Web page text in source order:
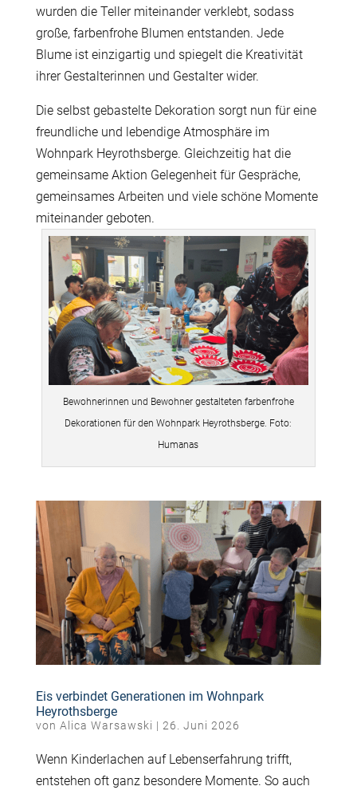
wurden die Teller miteinander verklebt, sodass
große, farbenfrohe Blumen entstanden. Jede
Blume ist einzigartig und spiegelt die Kreativität
ihrer Gestalterinnen und Gestalter wider.
Die selbst gebastelte Dekoration sorgt nun für eine
freundliche und lebendige Atmosphäre im
Wohnpark Heyrothsberge. Gleichzeitig hat die
gemeinsame Aktion Gelegenheit für Gespräche,
gemeinsames Arbeiten und viele schöne Momente
miteinander geboten.
Bewohnerinnen und Bewohner gestalteten farbenfrohe
Dekorationen für den Wohnpark Heyrothsberge. Foto:
Humanas
Eis verbindet Generationen im Wohnpark
Heyrothsberge
von Alica Warsawski | 26. Juni 2026
Wenn Kinderlachen auf Lebenserfahrung trifft,
entstehen oft ganz besondere Momente. So auch